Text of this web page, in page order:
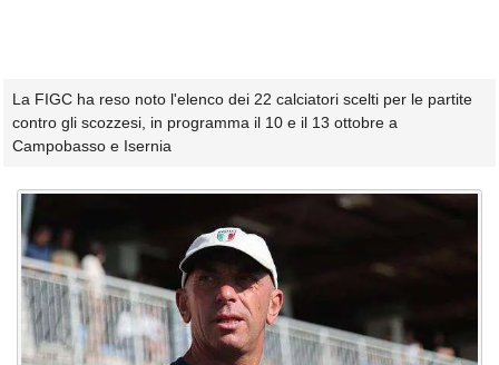
La FIGC ha reso noto l'elenco dei 22 calciatori scelti per le partite
contro gli scozzesi, in programma il 10 e il 13 ottobre a
Campobasso e Isernia